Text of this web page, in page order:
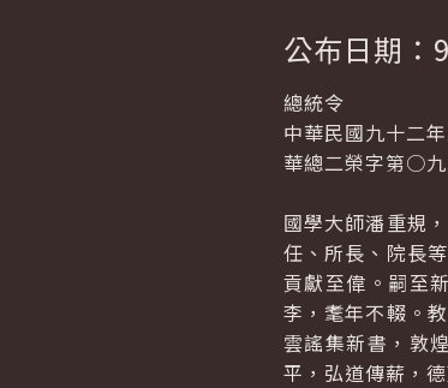
公布日期：
總統令
中華民國九十二
華總二榮字第
國學大師潘重規
任、所長、院長
貢獻至偉。嗣至
李，耄年不輟。
雲謠集新書，敦
平，弘道傳薪，